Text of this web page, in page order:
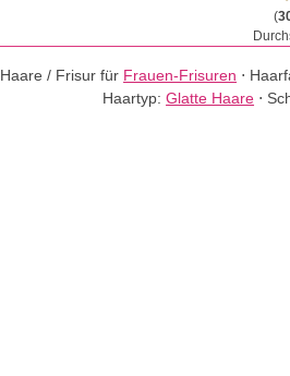
(
Haare / Frisur für Frauen-Frisuren ⋅
Haartyp:Glatte Haare ⋅